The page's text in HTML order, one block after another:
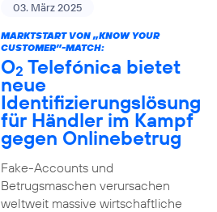
03. März 2025
MARKTSTART VON „KNOW YOUR
CUSTOMER”-MATCH:
O2 Telefónica bietet
neue
Identifizierungslösung
für Händler im Kampf
gegen Onlinebetrug
Fake-Accounts und
Betrugsmaschen verursachen
weltweit massive wirtschaftliche